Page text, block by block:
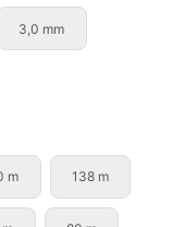
3,0 mm3,0 mm
m130 m 138 m138 m